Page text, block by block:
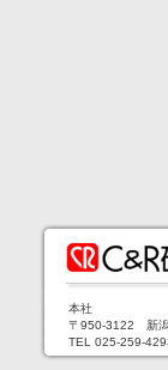
本社
〒950-3122 新潟
TEL 025-259-